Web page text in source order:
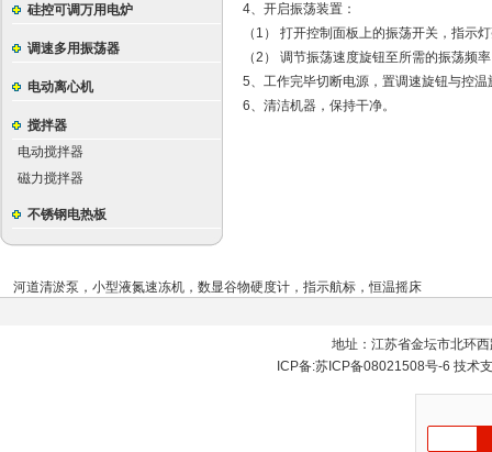
硅控可调万用电炉
调速多用振荡器
电动离心机
搅拌器
电动搅拌器
磁力搅拌器
不锈钢电热板
4、开启振荡装置：
（1） 打开控制面板上的振荡开关，指示
（2） 调节振荡速度旋钮至所需的振荡频
5、工作完毕切断电源，置调速旋钮与控
6、清洁机器，保持干净。
河道清淤泵 ， 小型液氮速冻机 ， 数显谷物硬度计 ， 指示航标 ，恒温摇床
地址：江苏省金坛市北环
ICP备:苏ICP备08021508号-6 技术